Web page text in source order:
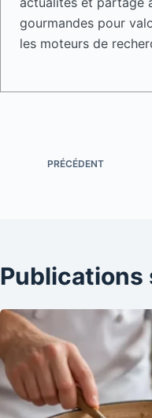
gourmandes pour
les moteurs de
PRÉCÉDENT
Publications